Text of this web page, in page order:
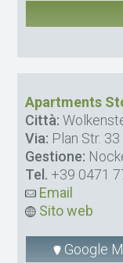
Apartments
Città:
Via: Plan Str. 33
Gestione:
Tel. +39 0471
Email
Sito web
Google